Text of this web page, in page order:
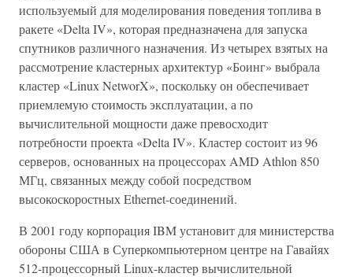
используемый для моделирования поведения топлива в
ракете «Delta IV», которая предназначена для запуска
спутников различного назначения. Из четырех взятых на
рассмотрение кластерных архитектур «Боинг» выбрала
кластер «Linux NetworX», поскольку он обеспечивает
приемлемую стоимость эксплуатации, а по
вычислительной мощности даже превосходит
потребности проекта «Delta IV». Кластер состоит из 96
серверов, основанных на процессорах AMD Athlon 850
МГц, связанных между собой посредством
высокоскоростных Ethernet-соединений.
В 2001 году корпорация IBM установит для министерства
обороны США в Суперкомпьютерном центре на Гавайях
512-процессорный Linux-кластер вычислительной